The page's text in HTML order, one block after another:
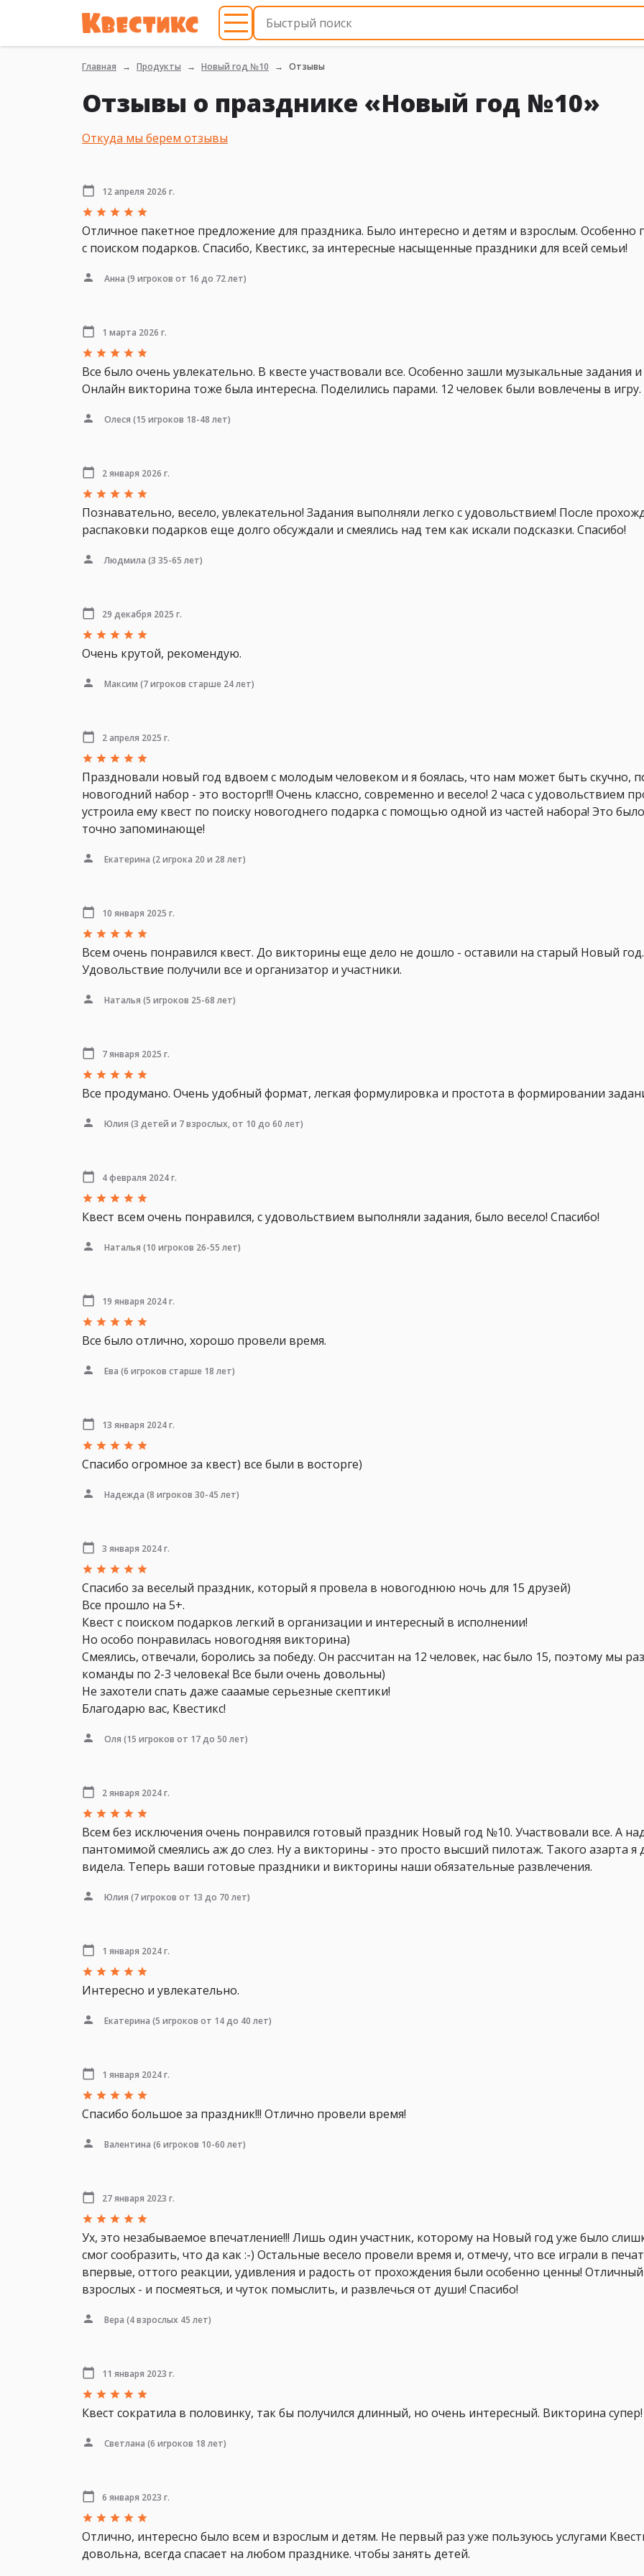
Главная Продукты Новый год №10 Отзывы
Отзывы о празднике «Новый год №10»
Откуда мы берем отзывы
12 апреля 2026 г.
Отличное пакетное предложение для праздника. Было интересно и детям и взрослым. Особенно
с поиском подарков. Спасибо, Квестикс, за интересные насыщенные праздники для всей семьи!
Анна (9 игроков от 16 до 72 лет)
1 марта 2026 г.
Все было очень увлекательно. В квесте участвовали все. Особенно зашли музыкальные задания
Онлайн викторина тоже была интересна. Поделились парами. 12 человек были вовлечены в игру.
Олеся (15 игроков 18-48 лет)
2 января 2026 г.
Познавательно, весело, увлекательно! Задания выполняли легко с удовольствием! После
распаковки подарков еще долго обсуждали и смеялись над тем как искали подсказки. Спасибо!
Людмила (3 35-65 лет)
29 декабря 2025 г.
Очень крутой, рекомендую.
Максим (7 игроков старше 24 лет)
2 апреля 2025 г.
Праздновали новый год вдвоем с молодым человеком и я боялась, что нам может быть скучно,
новогодний набор - это восторг!!! Очень классно, современно и весело! 2 часа с удовольствием
устроила ему квест по поиску новогоднего подарка с помощью одной из частей набора! Это
точно запоминающе!
Екатерина (2 игрока 20 и 28 лет)
10 января 2025 г.
Всем очень понравился квест. До викторины еще дело не дошло - оставили на старый Новый год.
Удовольствие получили все и организатор и участники.
Наталья (5 игроков 25-68 лет)
7 января 2025 г.
Все продумано. Очень удобный формат, легкая формулировка и простота в формировании
Юлия (3 детей и 7 взрослых, от 10 до 60 лет)
4 февраля 2024 г.
Квест всем очень понравился, с удовольствием выполняли задания, было весело! Спасибо!
Наталья (10 игроков 26-55 лет)
19 января 2024 г.
Все было отлично, хорошо провели время.
Ева (6 игроков старше 18 лет)
13 января 2024 г.
Спасибо огромное за квест) все были в восторге)
Надежда (8 игроков 30-45 лет)
3 января 2024 г.
Спасибо за веселый праздник, который я провела в новогоднюю ночь для 15 друзей)
Все прошло на 5+.
Квест с поиском подарков легкий в организации и интересный в исполнении!
Но особо понравилась новогодняя викторина)
Смеялись, отвечали, боролись за победу. Он рассчитан на 12 человек, нас было 15, поэтому мы
команды по 2-3 человека! Все были очень довольны)
Не захотели спать даже сааамые серьезные скептики!
Благодарю вас, Квестикс!
Оля (15 игроков от 17 до 50 лет)
2 января 2024 г.
Всем без исключения очень понравился готовый праздник Новый год №10. Участвовали все. А
пантомимой смеялись аж до слез. Ну а викторины - это просто высший пилотаж. Такого азарта я
видела. Теперь ваши готовые праздники и викторины наши обязательные развлечения.
Юлия (7 игроков от 13 до 70 лет)
1 января 2024 г.
Интересно и увлекательно.
Екатерина (5 игроков от 14 до 40 лет)
1 января 2024 г.
Спасибо большое за праздник!!! Отлично провели время!
Валентина (6 игроков 10-60 лет)
27 января 2023 г.
Ух, это незабываемое впечатление!!! Лишь один участник, которому на Новый год уже было
смог сообразить, что да как :-) Остальные весело провели время и, отмечу, что все играли в
впервые, оттого реакции, удивления и радость от прохождения были особенно ценны! Отличный
взрослых - и посмеяться, и чуток помыслить, и развлечься от души! Спасибо!
Вера (4 взрослых 45 лет)
11 января 2023 г.
Квест сократила в половинку, так бы получился длинный, но очень интересный. Викторина
Светлана (6 игроков 18 лет)
6 января 2023 г.
Отлично, интересно было всем и взрослым и детям. Не первый раз уже пользуюсь услугами
довольна, всегда спасает на любом празднике. чтобы занять детей.